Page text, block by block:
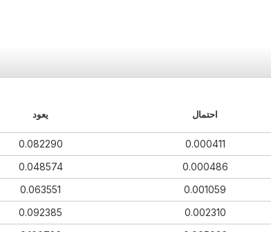
احتمال يعود
0.000411
0.082290
0.000486
0.048574
0.001059
0.063551
0.002310
0.092385